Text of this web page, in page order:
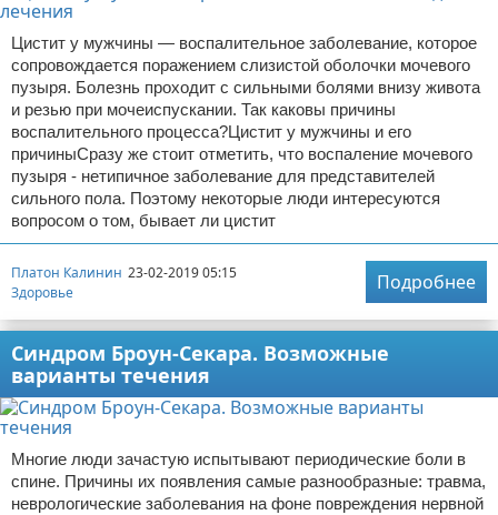
Цистит у мужчины — воспалительное заболевание, которое
сопровождается поражением слизистой оболочки мочевого
пузыря. Болезнь проходит с сильными болями внизу живота
и резью при мочеиспускании. Так каковы причины
воспалительного процесса?Цистит у мужчины и его
причиныСразу же стоит отметить, что воспаление мочевого
пузыря - нетипичное заболевание для представителей
сильного пола. Поэтому некоторые люди интересуются
вопросом о том, бывает ли цистит
Платон Калинин 23-02-2019 05:15
Здоровье
Подробнее
Синдром Броун-Секара. Возможные
варианты течения
Многие люди зачастую испытывают периодические боли в
спине. Причины их появления самые разнообразные: травма,
неврологические заболевания на фоне повреждения нервной